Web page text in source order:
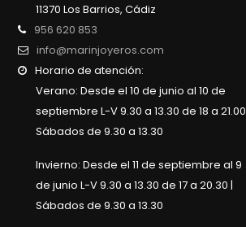
11370 Los Barrios, Cádiz
956 620 853
info@marinjoyeros.com
Horario de atención:
Verano: Desde el 10 de junio al 10 de
septiembre L-V 9.30 a 13.30 de 18 a
Sábados de 9.30 a 13.30
Invierno: Desde el 11 de septiembre al 9
de junio L-V 9.30 a 13.30 de 17 a 20.30 |
Sábados de 9.30 a 13.30